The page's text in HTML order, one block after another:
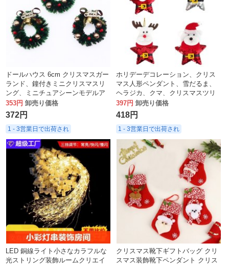
ドールハウス 6cm クリスマスガー
ランド、鐘付きミニクリスマスリ
ング、ミニチュアシーンモデルア
クセサリー
353円 卸売り価格
372円
1 - 3営業日で出荷され
ホリデーデコレーション、クリス
マス人形ペンダント、雪だるま、
ヘラジカ、クマ、クリスマスツリ
ーデコレーションペンダント
397円 卸売り価格
418円
1 - 3営業日で出荷され
LED 銅線ライト小さなカラフルな
光ストリング装飾ルームクリエイ
クリスマス靴下ギフトバッグ クリ
スマス装飾靴下ペンダント クリス